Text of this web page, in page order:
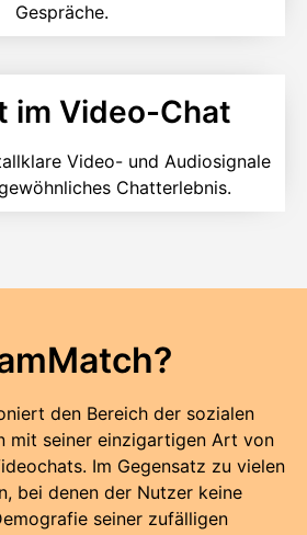
Gespräche.
im Video-Chat
Video- und Audiosignale
Chatterlebnis.
den Bereich der sozialen
mit seiner einzigartigen Art von
Im Gegensatz zu vielen
bei denen der Nutzer keine
seiner zufälligen